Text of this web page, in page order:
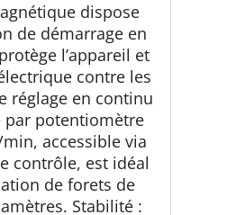
dispose
de démarrage en
l’appareil et
contre les
réglage en continu
par potentiomètre
accessible via
contrôle, est idéal
de forets de
Stabilité :